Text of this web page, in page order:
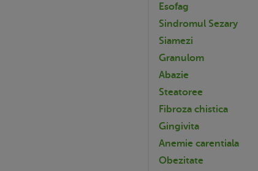
Esofag
Sindromul Sezary
Siamezi
Granulom
Abazie
Steatoree
Fibroza chistica
Gingivita
Anemie carentiala
Obezitate